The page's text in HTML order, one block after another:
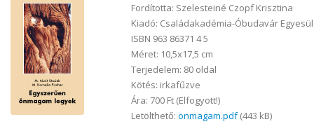
Fordította: Szelesteiné Czopf Krisztina
Kiadó: Családakadémia-Óbudavár
ISBN 963 86371 4 5
Méret: 10,5x17,5 cm
Terjedelem: 80 oldal
Kötés: irkafűzve
Ára: 700 Ft (Elfogyott!)
Letölthető: onmagam.pdf(443 kB)